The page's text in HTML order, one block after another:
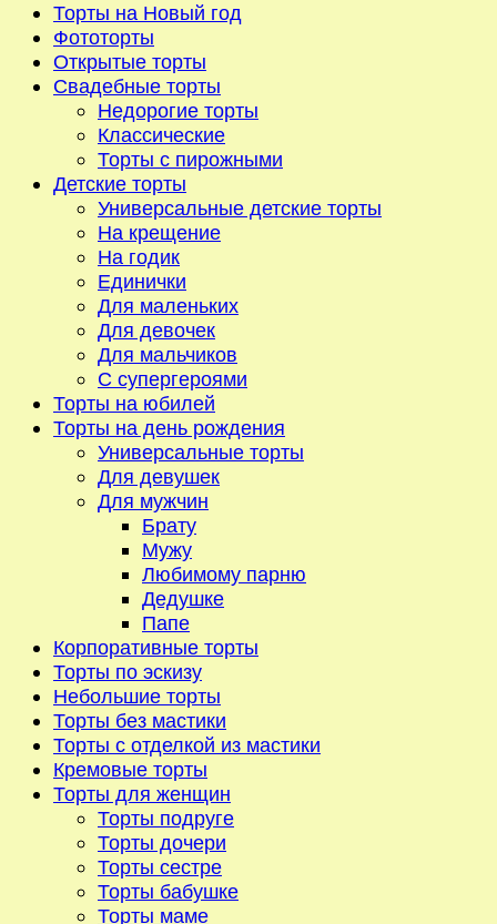
Торты на Новый год
Фототорты
Открытые торты
Свадебные торты
Недорогие торты
Классические
Торты с пирожными
Детские торты
Универсальные детские торты
На крещение
На годик
Единички
Для маленьких
Для девочек
Для мальчиков
С супергероями
Торты на юбилей
Торты на день рождения
Универсальные торты
Для девушек
Для мужчин
Брату
Мужу
Любимому парню
Дедушке
Папе
Корпоративные торты
Торты по эскизу
Небольшие торты
Торты без мастики
Торты с отделкой из мастики
Кремовые торты
Торты для женщин
Торты подруге
Торты дочери
Торты сестре
Торты бабушке
Торты маме